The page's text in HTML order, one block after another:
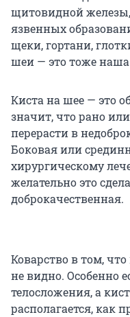
щитовидной
язвенных
щеки, гортани,
шеи — это тоже
Киста на шее — это
значит, что рано
перерасти в
Боковая или
хирургическому
желательно это
доброкачественная.
Коварство в том,
не видно. Особенно
телосложения, а
располагается, как